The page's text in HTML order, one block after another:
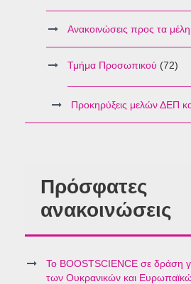
Ανακοινώσεις προς τα
Τμήμα Προσωπικού (72)
Προκηρύξεις μελών ΔΕΠ
Πρόσφατες
ανακοινώσεις
Το BOOSTSCIENCE σε δράση
των Ουκρανικών και